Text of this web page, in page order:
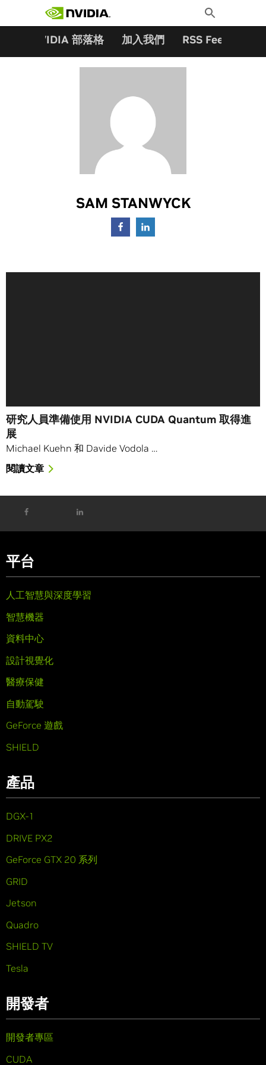
Toggle
Search
NVIDIA 部落格 加入我們 RSS Feeds
SAM STANWYCK
研究人員準備使用 NVIDIA CUDA Quantum 取得進
展
Michael Kuehn 和 Davide Vodola …
閱讀文章
平台
人工智慧與深度學習
智慧機器
資料中心
設計視覺化
醫療保健
自動駕駛
GeForce 遊戲
SHIELD
產品
DGX-1
DRIVE PX2
GeForce GTX 20 系列
GRID
Jetson
Quadro
SHIELD TV
Tesla
開發者
開發者專區
CUDA